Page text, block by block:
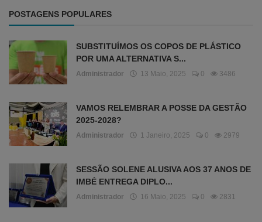
POSTAGENS POPULARES
SUBSTITUÍMOS OS COPOS DE PLÁSTICO
POR UMA ALTERNATIVA S...
Administrador 13 Maio, 2025 0 3486
VAMOS RELEMBRAR A POSSE DA GESTÃO
2025-2028?
Administrador 1 Janeiro, 2025 0 2979
SESSÃO SOLENE ALUSIVA AOS 37 ANOS DE
IMBÉ ENTREGA DIPLO...
Administrador 16 Maio, 2025 0 2831